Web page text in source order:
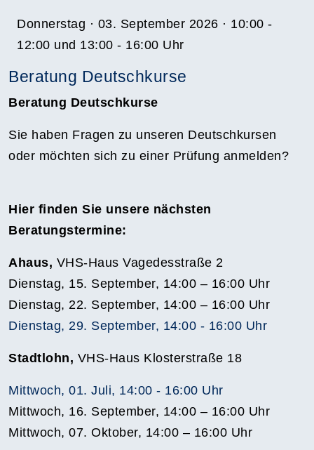
Donnerstag · 03. September 2026 · 10:00 -
12:00 und 13:00 - 16:00 Uhr
Beratung Deutschkurse
Beratung Deutschkurse
Sie haben Fragen zu unseren Deutschkursen
oder möchten sich zu einer Prüfung anmelden?
Hier finden Sie unsere nächsten
Beratungstermine:
Ahaus, VHS-Haus Vagedesstraße 2
Dienstag, 15. September, 14:00 – 16:00 Uhr
Dienstag, 22. September, 14:00 – 16:00 Uhr
Dienstag, 29. September, 14:00 - 16:00 Uhr
Stadtlohn, VHS-Haus Klosterstraße 18
Mittwoch, 01. Juli, 14:00 - 16:00 Uhr
Mittwoch, 16. September, 14:00 – 16:00 Uhr
Mittwoch, 07. Oktober, 14:00 – 16:00 Uhr